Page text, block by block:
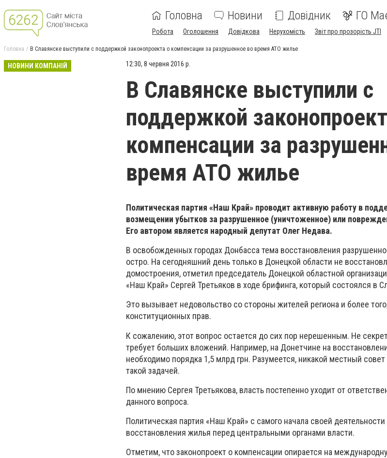
Головна Новини Довідник ГО
Робота Оголошення Довідкова Нерухомість Звіт про прозорість JTI
Головна В Славянске выступили с поддержкой законопроекта о компенсации за разрушенное во время АТО жилье
НОВИНИ КОМПАНІЙ 12:30, 8 червня 2016 р.
В Славянске выступили с
поддержкой
компенсации за
время АТО жилье
Политическая партия «Наш Край» проводит активную работу в
возмещении убытков за разрушенное (уничтоженное) или
Его автором является народный депутат Олег Недава.
В освобожденных городах Донбасса тема восстановления
остро. На сегодняшний день только в Донецкой области не
домостроения, отметил председатель Донецкой областной
«Наш Край» Сергей Третьяков в ходе брифинга, который состоялся в
Это вызывает недовольство со стороны жителей региона и более
конституционных прав.
К сожалению, этот вопрос остается до сих пор нерешенным. Не
требует больших вложений. Например, на Донетчине на
необходимо порядка 1,5 млрд грн. Разумеется, никакой местный
такой задачей.
По мнению Сергея Третьякова, власть постепенно уходит от
данного вопроса.
Политическая партия «Наш Край» с самого начала своей
восстановления жилья перед центральными органами власти.
Отметим, что законопроект о компенсации опирается на